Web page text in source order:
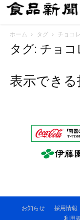
ホーム タグ チョコ
タグ: チョコ
表示でき
お知らせ 採用情報
利用